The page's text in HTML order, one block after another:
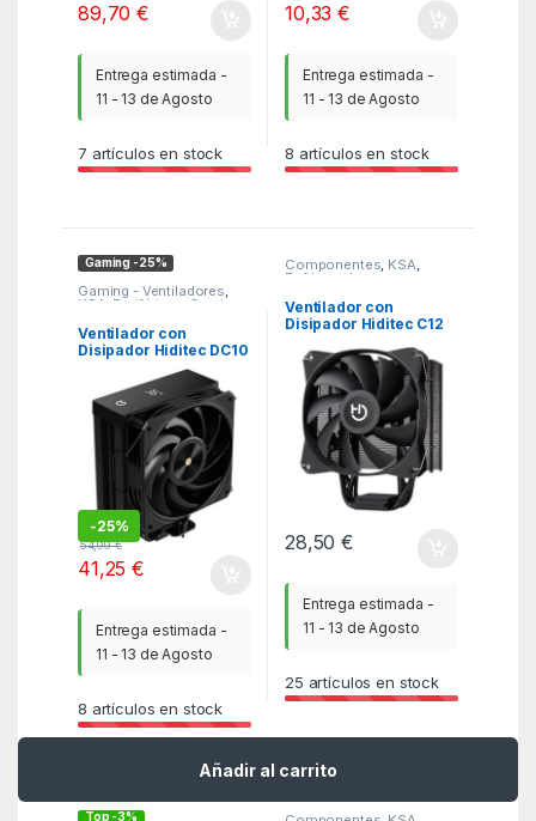
Añadir al carrito
89,70€
Entrega estimada -
11 - 13 de Agosto
7 artículos en stock
10,33€
Entrega estimada -
11 - 13 de Agosto
8 artículos en stock
Gaming -25%
Gaming - Ventiladores,
KSA Periféricos Gaming
Ventilador con
Disipador Hiditec DC10
-25%
54,99€
41,25€
Entrega estimada -
11 - 13 de Agosto
8 artículos en stock
Componentes, KSA,
Refrigeradores
Ventilador con
Disipador Hiditec C12
28,50€
Entrega estimada -
11 - 13 de Agosto
25 artículos en stock
Top -3%